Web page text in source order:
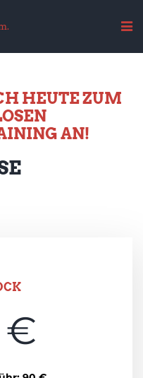
HEUTE ZUM
AN!
€